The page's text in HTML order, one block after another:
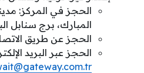
الحجز في المركز:
المبارك، برج سنابل
الحجز عن طريق الاتصال
الحجز عبر البريد